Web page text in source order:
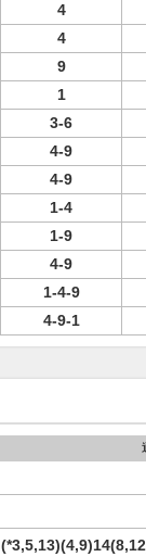
4
4
9
1
3-6
4-9
4-9
1-4
1-9
4-9
1-4-9
4-9-1